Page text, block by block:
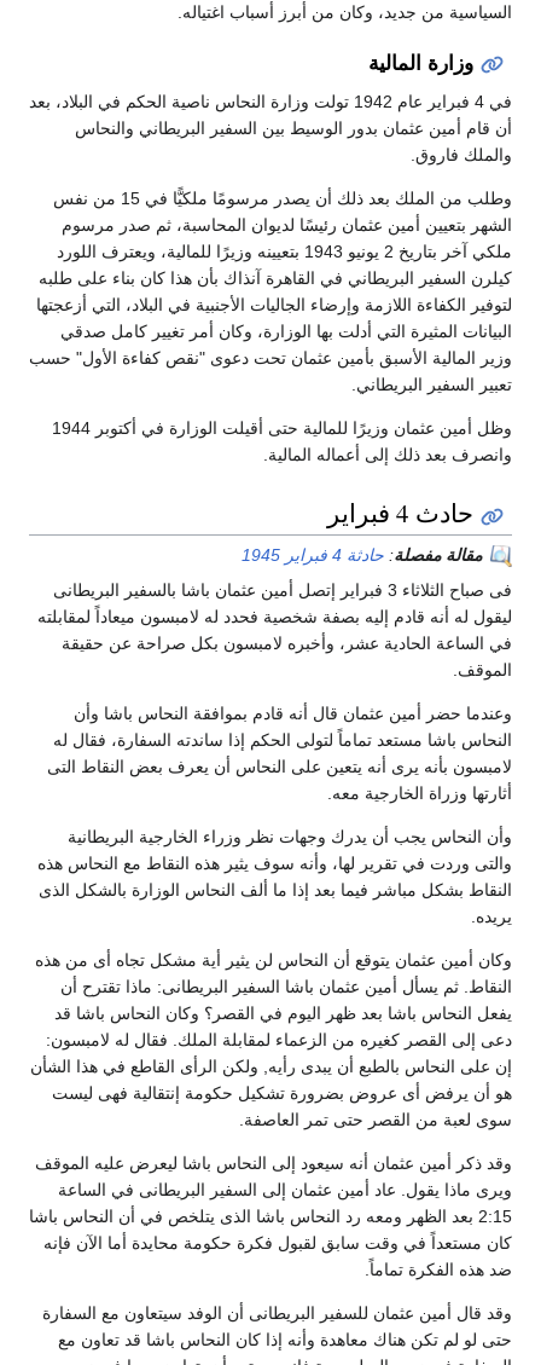
السياسية من جديد، وكان من أبرز أسباب اغتياله.
وزارة المالية
في 4 فبراير عام 1942 تولت وزارة النحاس ناصية الحكم في البلاد، بعد
أن قام أمين عثمان بدور الوسيط بين السفير البريطاني والنحاس
والملك فاروق.
وطلب من الملك بعد ذلك أن يصدر مرسومًا ملكيًّا في 15 من نفس
الشهر بتعيين أمين عثمان رئيسًا لديوان المحاسبة، ثم صدر مرسوم
ملكي آخر بتاريخ 2 يونيو 1943 بتعيينه وزيرًا للمالية، ويعترف اللورد
كيلرن السفير البريطاني في القاهرة آنذاك بأن هذا كان بناء على طلبه
لتوفير الكفاءة اللازمة وإرضاء الجاليات الأجنبية في البلاد، التي أزعجتها
البيانات المثيرة التي أدلت بها الوزارة، وكان أمر تغيير كامل صدقي
وزير المالية الأسبق بأمين عثمان تحت دعوى "نقص كفاءة الأول" حسب
تعبير السفير البريطاني.
وظل أمين عثمان وزيرًا للمالية حتى أقيلت الوزارة في أكتوبر 1944
وانصرف بعد ذلك إلى أعماله المالية.
حادث 4 فبراير
مقالة مفصلة: حادثة 4 فبراير 1945
فى صباح الثلاثاء 3 فبراير إتصل أمين عثمان باشا بالسفير البريطانى
ليقول له أنه قادم إليه بصفة شخصية فحدد له لامبسون ميعاداً لمقابلته
في الساعة الحادية عشر، وأخبره لامبسون بكل صراحة عن حقيقة
الموقف.
وعندما حضر أمين عثمان قال أنه قادم بموافقة النحاس باشا وأن
النحاس باشا مستعد تماماً لتولى الحكم إذا ساندته السفارة، فقال له
لامبسون بأنه يرى أنه يتعين على النحاس أن يعرف بعض النقاط التى
أثارتها وزراة الخارجية معه.
وأن النحاس يجب أن يدرك وجهات نظر وزراء الخارجية البريطانية
والتى وردت في تقرير لها، وأنه سوف يثير هذه النقاط مع النحاس هذه
النقاط بشكل مباشر فيما بعد إذا ما ألف النحاس الوزارة بالشكل الذى
يريده.
وكان أمين عثمان يتوقع أن النحاس لن يثير أية مشكل تجاه أى من هذه
النقاط. ثم يسأل أمين عثمان باشا السفير البريطانى: ماذا تقترح أن
يفعل النحاس باشا بعد ظهر اليوم في القصر؟ وكان النحاس باشا قد
دعى إلى القصر كغيره من الزعماء لمقابلة الملك. فقال له لامبسون:
إن على النحاس بالطبع أن يبدى رأيه, ولكن الرأى القاطع في هذا الشأن
هو أن يرفض أى عروض بضرورة تشكيل حكومة إنتقالية فهى ليست
سوى لعبة من القصر حتى تمر العاصفة.
وقد ذكر أمين عثمان أنه سيعود إلى النحاس باشا ليعرض عليه الموقف
ويرى ماذا يقول. عاد أمين عثمان إلى السفير البريطانى في الساعة
2:15 بعد الظهر ومعه رد النحاس باشا الذى يتلخص في أن النحاس باشا
كان مستعداً في وقت سابق لقبول فكرة حكومة محايدة أما الآن فإنه
ضد هذه الفكرة تماماً.
وقد قال أمين عثمان للسفير البريطانى أن الوفد سيتعاون مع السفارة
حتى لو لم تكن هناك معاهدة وأنه إذا كان النحاس باشا قد تعاون مع